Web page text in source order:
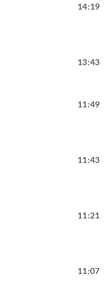
14:19
13:43
11:49
11:43
11:21
11:07